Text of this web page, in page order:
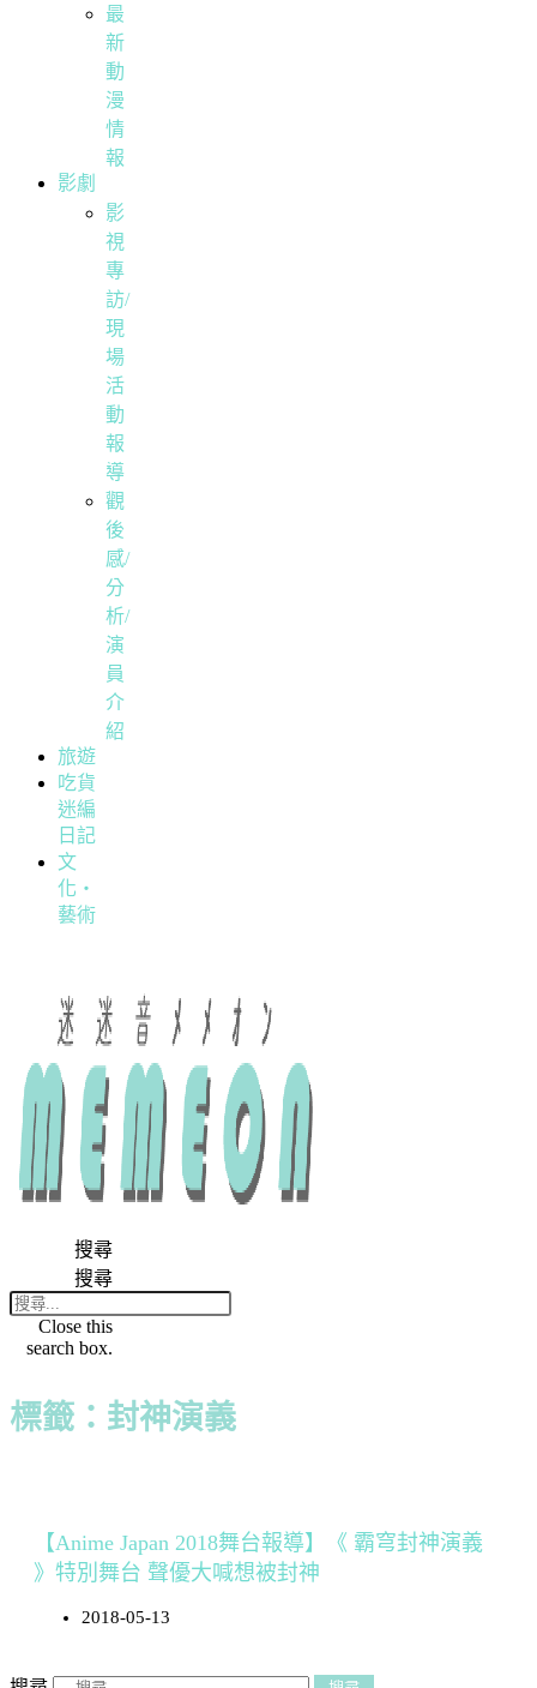
最
新
動
漫
情
報
影劇
影
視
專
訪/
現
場
活
動
報
導
觀
後
感/
分
析/
演
員
介
紹
旅遊
吃貨
迷編
日記
文
化・
藝術
搜尋
搜尋
Close this
search box.
標籤：封神演義
【Anime Japan 2018舞台報導】《 霸穹封神演義
》特別舞台 聲優大喊想被封神
2018-05-13